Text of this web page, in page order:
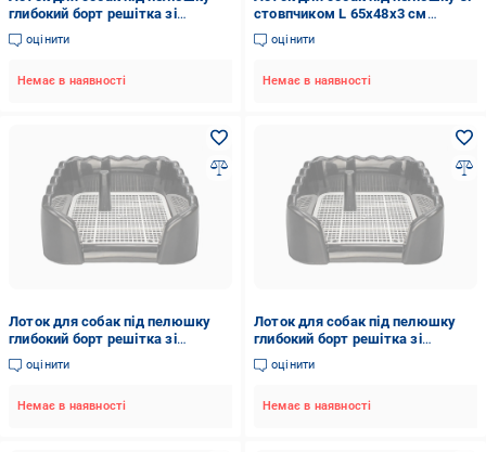
глибокий борт решітка зі
стовпчиком 41,5х42х14,5 см
Рожевий (2296449031)
оцінити
Немає в наявності
стовпчиком L 65х48х3 см
Чорний (2296432273)
оцінити
Немає в наявності
Лоток для собак під пелюшку
глибокий борт решітка зі
стовпчиком 44х50х15 см Чорний
(2296446635)
оцінити
Немає в наявності
Лоток для собак під пелюшку
глибокий борт решітка зі
стовпчиком 37,5х38х10 см
Чорний (2354930632)
оцінити
Немає в наявності